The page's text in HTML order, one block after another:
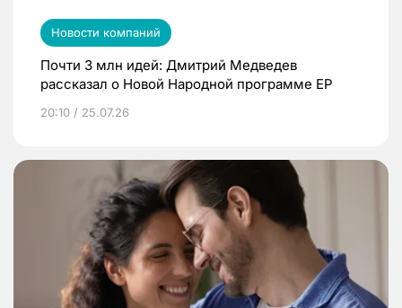
Новости компаний
Почти 3 млн идей: Дмитрий Медведев
рассказал о Новой Народной программе ЕР
20:10 / 25.07.26